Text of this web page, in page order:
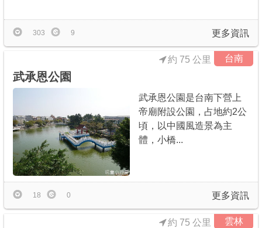
更多資訊
303 9
台南
武承恩公園
約 75 公里
武承恩公園是台南下營上
帝廟附設公園，占地約2公
頃，以中國風造景為主
體，小橋...
更多資訊
18 0
雲林
約 75 公里